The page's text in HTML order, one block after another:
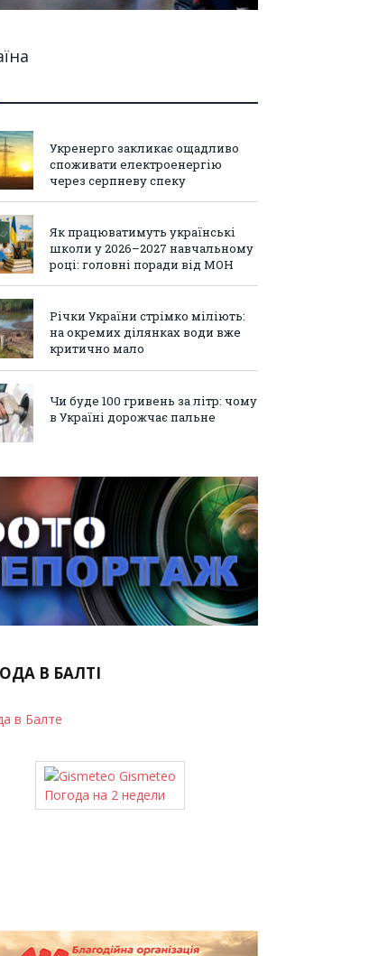
Укренерго закликає ощадливо
споживати електроенергію
через серпневу спеку
Як працюватимуть українські
школи у 2026–2027 навчальному
році: головні поради від МОН
Річки України стрімко міліють:
на окремих ділянках води вже
критично мало
Чи буде 100 гривень за літр: чому
в Україні дорожчає пальне
В БАЛТІ
в Балте
Gismeteo
Погода на 2 недели